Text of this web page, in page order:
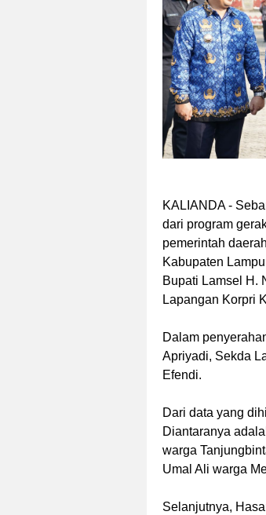
KALIANDA -
dari program
pemerintah
Kabupaten
Bupati Lamsel H.
Lapangan Korpri
Dalam
Apriyadi, Sekda
Efendi.
Dari data yang
Diantaranya
warga
Umal Ali warga
Selanjutnya,